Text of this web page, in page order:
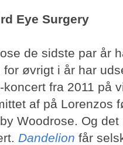
Eye Surgery
de sidste par år
øvrigt i år har
fra 2011 på
af på Lorenzos
Woodrose. Og
Dandelion får